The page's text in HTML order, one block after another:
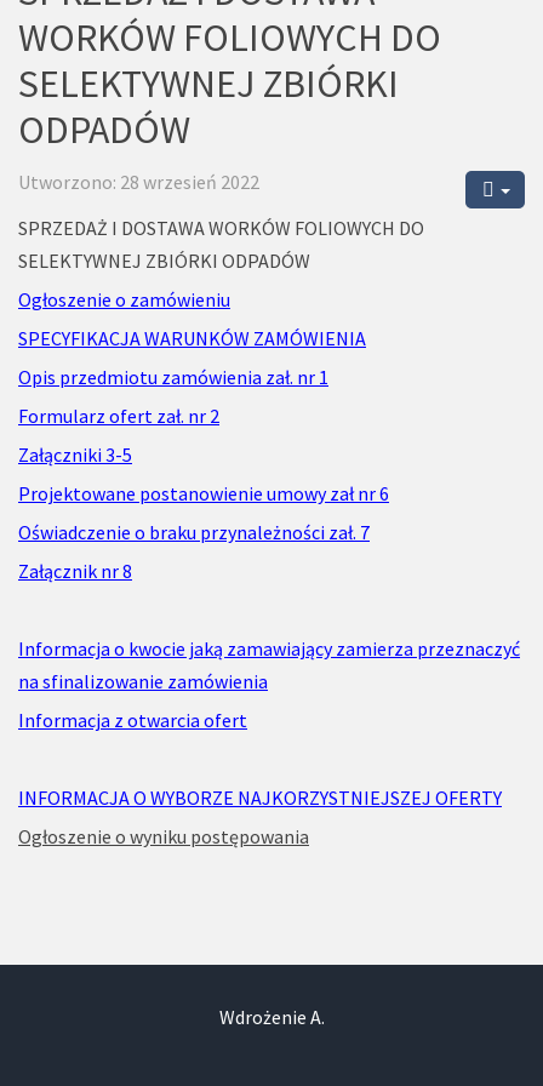
WORKÓW FOLIOWYCH DO
SELEKTYWNEJ ZBIÓRKI
ODPADÓW
Utworzono: 28 wrzesień 2022
SPRZEDAŻ I DOSTAWA WORKÓW FOLIOWYCH DO
SELEKTYWNEJ ZBIÓRKI ODPADÓW
Ogłoszenie o zamówieniu
SPECYFIKACJA WARUNKÓW ZAMÓWIENIA
Opis przedmiotu zamówienia zał. nr 1
Formularz ofert zał. nr 2
Załączniki 3-5
Projektowane postanowienie umowy zał nr 6
Oświadczenie o braku przynależności zał. 7
Załącznik nr 8
Informacja o kwocie jaką zamawiający zamierza przeznaczyć
na sfinalizowanie zamówienia
Informacja z otwarcia ofert
INFORMACJA O WYBORZE NAJKORZYSTNIEJSZEJ OFERTY
Ogłoszenie o wyniku postępowania
Wdrożenie A.